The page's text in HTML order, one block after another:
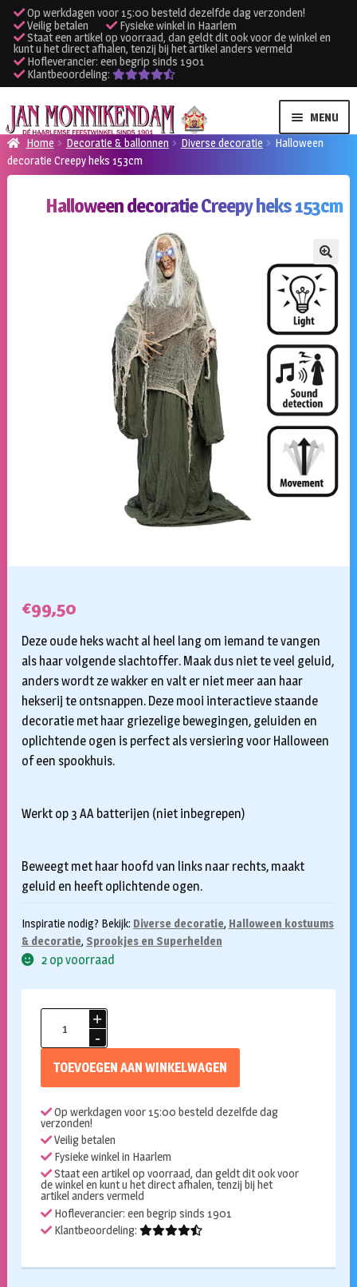
Op werkdagen voor 15:00 besteld dezelfde dag verzonden!
Veilig betalen
Fysieke winkel in Haarlem
Staat een artikel op voorraad, dan geldt dit ook voor de winkel en
kunt u het direct afhalen, tenzij bij het artikel anders vermeld
Hofleverancier: een begrip sinds 1901
Klantbeoordeling:
Ga
door
naar
navigatie
Ga
naar
de
inhoud
MENU
Verhuur kleding
Verhuur apparatuur
Home Decoratie & ballonnen Diverse decoratie
Halloween
decoratie Creepy heks 153cm
Halloween decoratie Creepy heks 153cm
🔍
€99,50
Deze oude heks wacht al heel lang om iemand te vangen
als haar volgende slachtoffer. Maak dus niet te veel geluid,
anders wordt ze wakker en valt er niet meer aan haar
hekserij te ontsnappen. Deze mooi interactieve staande
decoratie met haar griezelige bewegingen, geluiden en
oplichtende ogen is perfect als versiering voor Halloween
of een spookhuis.
Werkt op 3 AA batterijen (niet inbegrepen)
Beweegt met haar hoofd van links naar rechts, maakt
geluid en heeft oplichtende ogen.
Inspiratie nodig? Bekijk: Diverse decoratie, Halloween kostuums
& decoratie, Sprookjes en Superhelden
2 op voorraad
Halloween
decoratie
aantal
TOEVOEGEN AAN WINKELWAGEN
Op werkdagen voor 15:00 besteld dezelfde dag
verzonden!
Veilig betalen
Fysieke winkel in Haarlem
Staat een artikel op voorraad, dan geldt dit ook voor
de winkel en kunt u het direct afhalen, tenzij bij het
artikel anders vermeld
Hofleverancier: een begrip sinds 1901
Klantbeoordeling: